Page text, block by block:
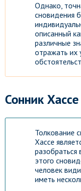
Однако,
сновидения
описанный
различные
отражать их
Сонник Хассе
Толкование
Хассе
разобраться
этого
человек
иметь